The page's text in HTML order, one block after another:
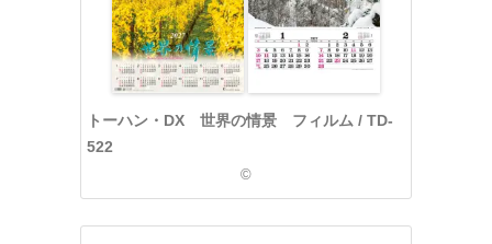
トーハン・DX 世界の情景 フィルム / TD-
522
©